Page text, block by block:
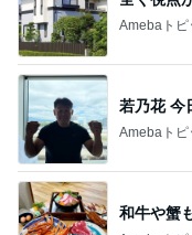
Amebaトピ
若乃花 今
Amebaトピ
和牛や蟹